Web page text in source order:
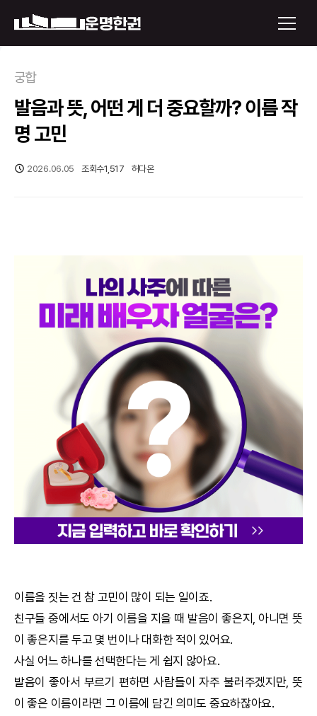
운명한권 보기
오늘의 운세
꿈해몽
수리사주
운세구독
문의사항
궁합
발음과 뜻, 어떤 게 더 중요할까? 이름 작
명 고민
2026.06.05 조회수1,517 허다온
이름을 짓는 건 참 고민이 많이 되는 일이죠.
친구들 중에서도 아기 이름을 지을 때 발음이 좋은지, 아니면 뜻
이 좋은지를 두고 몇 번이나 대화한 적이 있어요.
사실 어느 하나를 선택한다는 게 쉽지 않아요.
발음이 좋아서 부르기 편하면 사람들이 자주 불러주겠지만, 뜻
이 좋은 이름이라면 그 이름에 담긴 의미도 중요하잖아요.